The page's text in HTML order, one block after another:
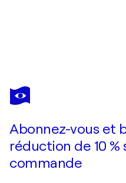
EDDY MICLIN RODRIGUEZ
Alineados
Abonnez-vous et
réduction de 10
commande